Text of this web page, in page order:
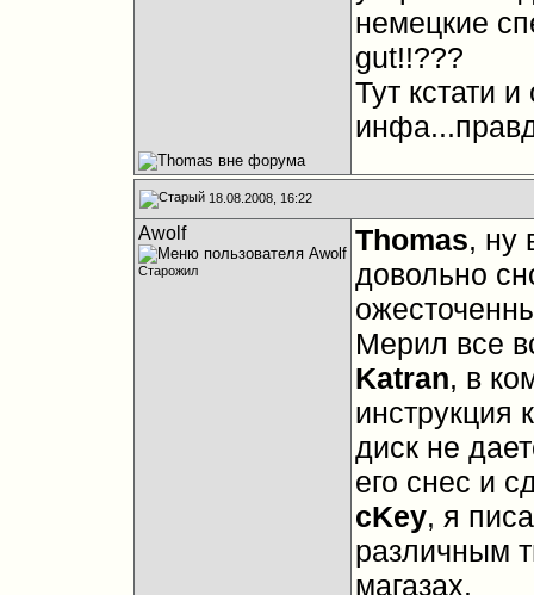
немецкие
gut!!???
Тут кстати
18.08.2008, 16:22
Awolf
Старожил
Thomas, ну
довольно
Мерил все
Katran, в
инструкция
диск не
его снес и
cKey, я
различным
магазах.